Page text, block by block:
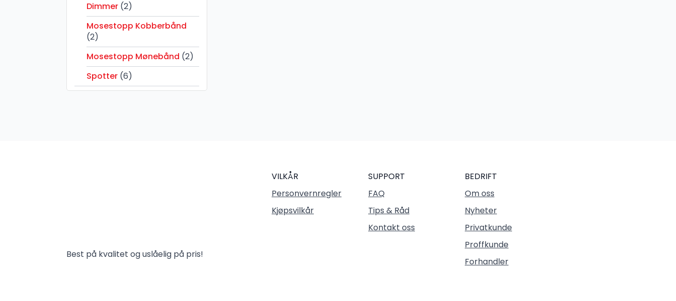
Dimmer (2)
Mosestopp Kobberbånd
(2)
Mosestopp Mønebånd (2)
Spotter (6)
Best på kvalitet og uslåelig på pris!
VILKÅR
Personvernregler
Kjøpsvilkår
SUPPORT
FAQ
Tips & Råd
Kontakt oss
BEDRIFT
Om oss
Nyheter
Privatkunde
Proffkunde
Forhandler